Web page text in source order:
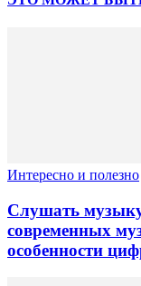
Интересно и полезно
Слушать
современных
особенности